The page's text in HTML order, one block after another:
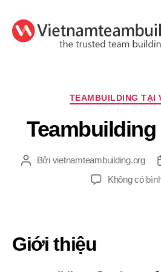
TEAMBUILDING TẠI
TácBởi vietnamteambuilding.org
Không có
Giới thiệu